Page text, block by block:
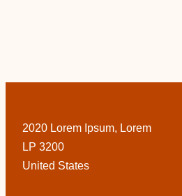
2020 Lorem Ipsum, Lorem
LP 3200
United States